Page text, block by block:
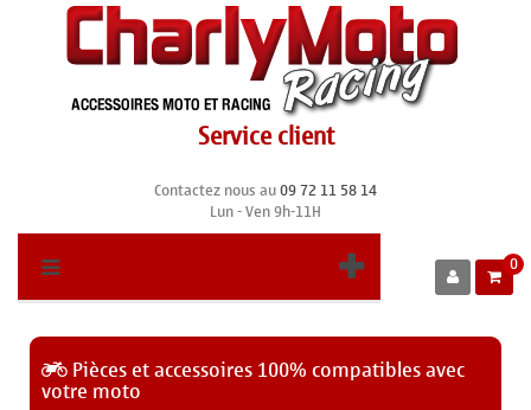
Service client
Contactez nous au09 72 11 58 14
Lun - Ven 9h-11H
0
Pièces et accessoires 100% compatibles avec
votre moto